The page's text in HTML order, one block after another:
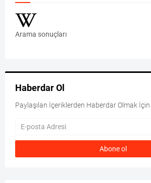
Arama sonuçları
Haberdar Ol
Paylaşılan İçeriklerden Haberdar Olmak İçin